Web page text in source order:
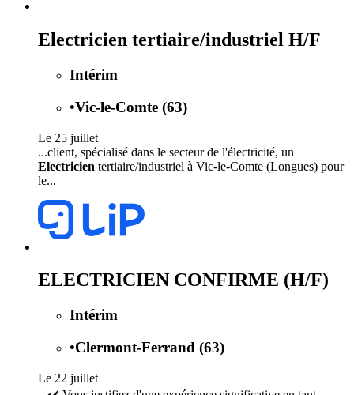
Electricien tertiaire/industriel H/F
Intérim
•Vic-le-Comte (63)
Le 25 juillet
...client, spécialisé dans le secteur de l'électricité, un
Electricien tertiaire/industriel à Vic-le-Comte (Longues) pour
le...
ELECTRICIEN CONFIRME (H/F)
Intérim
•Clermont-Ferrand (63)
Le 22 juillet